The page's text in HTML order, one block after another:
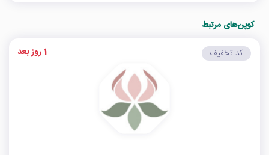
کوپن‌های مرتبط
کد تخفیف 1 روز بعد